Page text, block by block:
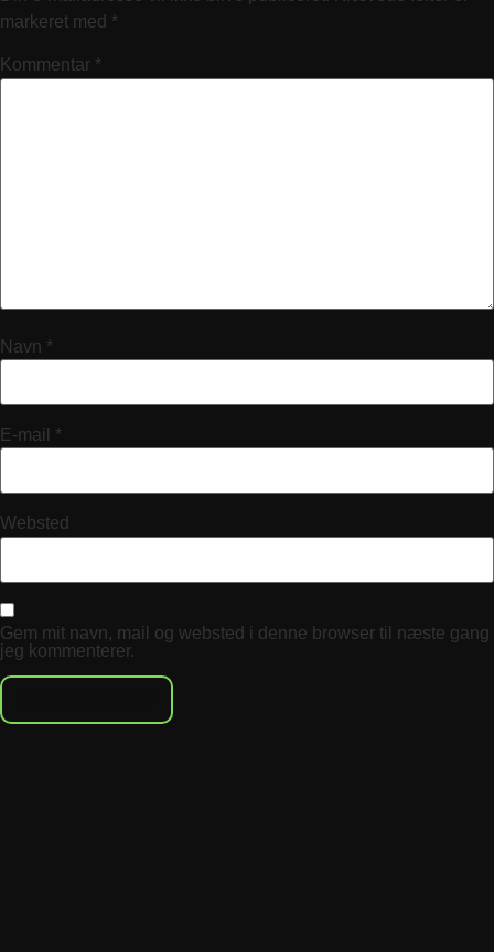
markeret med *
Kommentar *
Navn *
E-mail *
Websted
Gem mit navn, mail og websted i denne browser til næste gang
jeg kommenterer.